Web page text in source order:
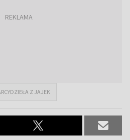
Z JAJEK